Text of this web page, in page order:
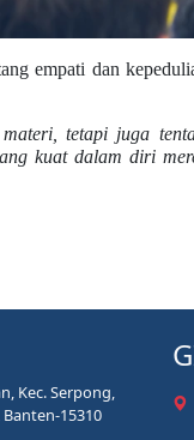
empati dan
tetapi juga
kuat dalam diri
Kec. Serpong,
15310